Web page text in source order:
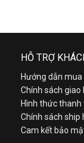
HỖ TRỢ
Hướng dẫn mua
Chính sách
Hình thức thanh
Chính sách ship
Cam kết bảo